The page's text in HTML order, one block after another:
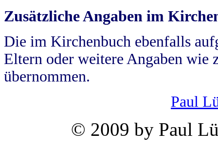
Zusätzliche Angaben im
Die im Kirchenbuch ebenfalls
Eltern oder weitere Angaben wie
übernommen.
Paul
© 2009 by Paul